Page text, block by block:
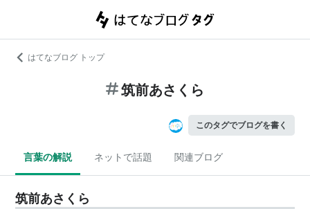
はてなブログ トップ
筑前あさくら
このタグでブログを書く
言葉の解説 ネットで話題 関連ブログ
筑前あさくら